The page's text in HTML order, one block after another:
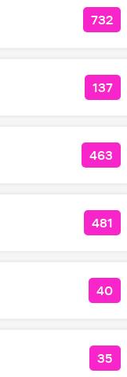
732
137
463
481
40
35